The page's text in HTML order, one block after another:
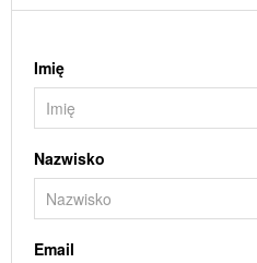
Imię
Nazwisko
Email